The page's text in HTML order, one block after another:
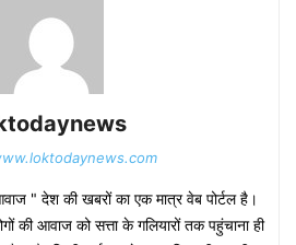
" देश की खबरों का एक मात्र वेब पोर्टल है।
की आवाज को सत्ता के गलियारों तक पहुंचाना ही